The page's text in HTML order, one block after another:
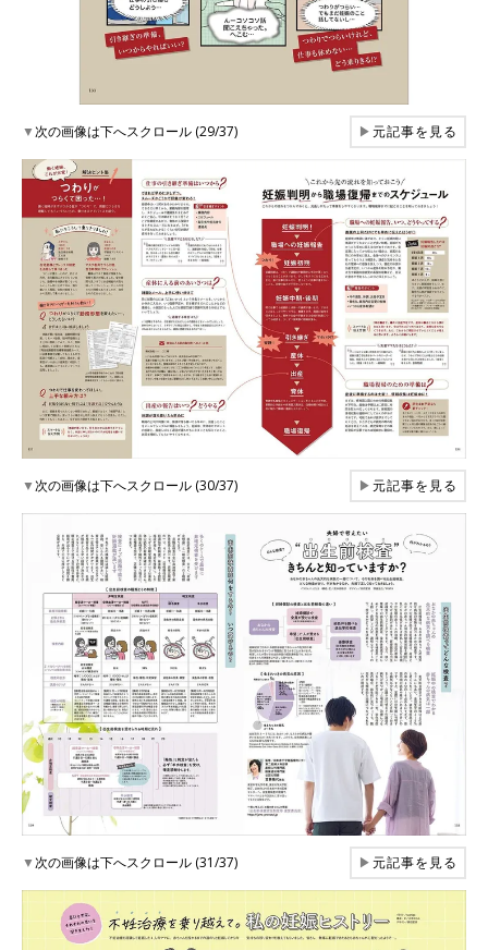
▼次の画像は下へスクロール (29/37) ▶元記事を見る
▼次の画像は下へスクロール (30/37) ▶元記事を見る
▼次の画像は下へスクロール (31/37) ▶元記事を見る